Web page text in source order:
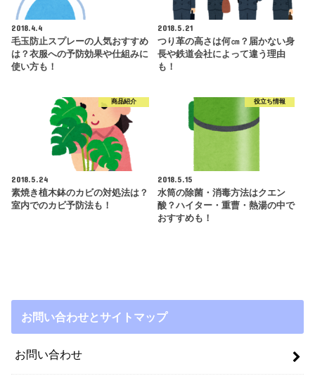
2018.4.4
毛玉防止スプレーの人気おすすめ
は？衣服への予防効果や仕組みに
使い方も！
2018.5.21
つり革の高さは何㎝？届かない身
長や鉄道会社によって違う理由
も！
商品紹介
2018.5.24
素焼き植木鉢のカビの対処法は？
室内でのカビ予防法も！
役立ち情報
2018.5.15
水筒の除菌・消毒方法はクエン
酸？ハイター・重曹・熱湯の中で
おすすめも！
お問い合わせとサイトマップ
お問い合わせ